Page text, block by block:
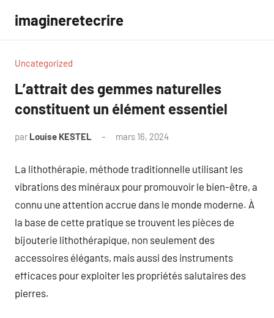
contenu
imagineretecrire
Uncategorized
L’attrait des gemmes naturelles
constituent un élément essentiel
par Louise KESTEL mars 16, 2024
La lithothérapie, méthode traditionnelle utilisant les
vibrations des minéraux pour promouvoir le bien-être, a
connu une attention accrue dans le monde moderne. À
la base de cette pratique se trouvent les pièces de
bijouterie lithothérapique, non seulement des
accessoires élégants, mais aussi des instruments
efficaces pour exploiter les propriétés salutaires des
pierres.